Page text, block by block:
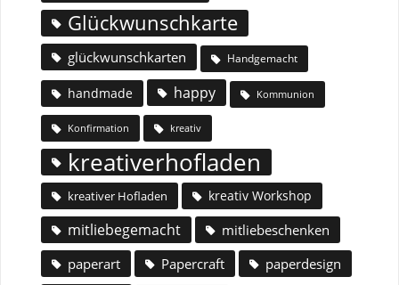
Glückwunschkarte
glückwunschkarten Handgemacht
handmade happy Kommunion
Konfirmation kreativ
kreativerhofladen
kreativer Hofladen kreativ Workshop
mitliebegemacht
mitliebeschenken
paperart
Papercraft paperdesign